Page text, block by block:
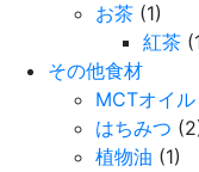
お茶 (1)
紅茶
その他食材
MCTオイル
はちみつ
植物油 (1)